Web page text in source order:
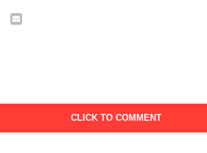
CLICK TO COMMENT